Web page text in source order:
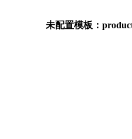
未配置模板：